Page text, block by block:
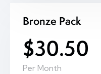
Bronze Pack
$30.50
Per Month